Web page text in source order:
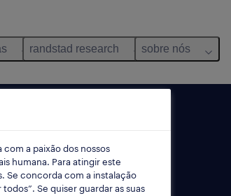
randstad research sobre nós
idades
a paixão dos nossos
humana. Para atingir este
Se concorda com a instalação
Se quiser guardar as suas